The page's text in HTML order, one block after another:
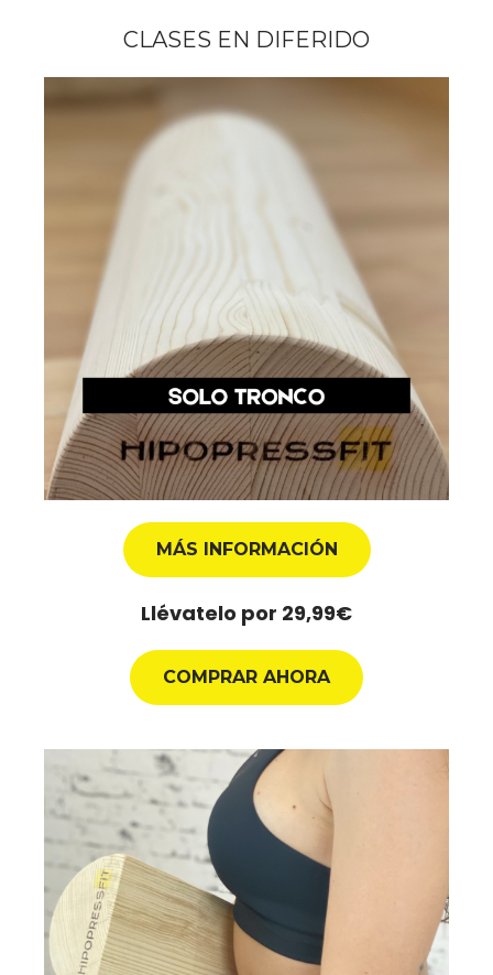
CLASES EN DIFERIDO
MÁS INFORMACIÓN
Llévatelo por 29,99€
COMPRAR AHORA